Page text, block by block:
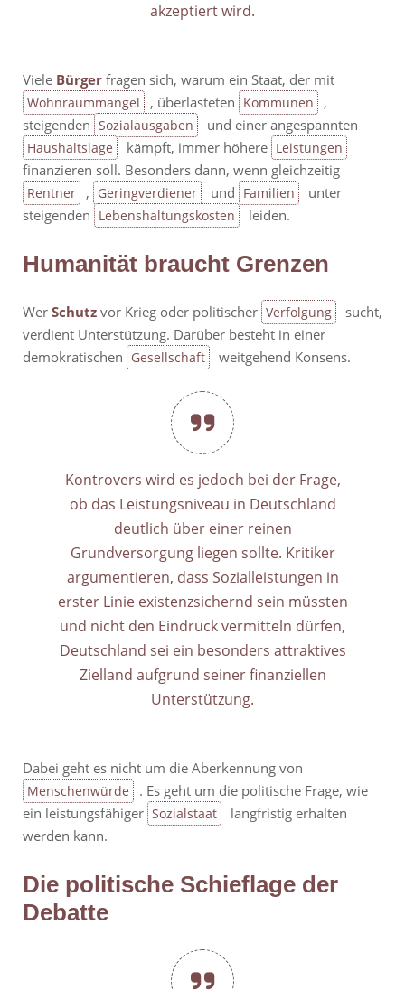
akzeptiert wird.
Viele Bürger fragen sich, warum ein Staat, der mit
Wohnraummangel , überlasteten Kommunen
,
steigenden Sozialausgaben und einer angespannten
Haushaltslage kämpft, immer höhere Leistungen
finanzieren soll. Besonders dann, wenn gleichzeitig
Rentner , Geringverdiener und Familien
unter
steigenden Lebenshaltungskosten leiden.
Humanität braucht Grenzen
Wer Schutz vor Krieg oder politischer Verfolgung
sucht,
verdient Unterstützung. Darüber besteht in einer
demokratischen Gesellschaft weitgehend Konsens.
Kontrovers wird es jedoch bei der Frage,
ob das Leistungsniveau in Deutschland
deutlich über einer reinen
Grundversorgung liegen sollte. Kritiker
argumentieren, dass Sozialleistungen in
erster Linie existenzsichernd sein müssten
und nicht den Eindruck vermitteln dürfen,
Deutschland sei ein besonders attraktives
Zielland aufgrund seiner finanziellen
Unterstützung.
Dabei geht es nicht um die Aberkennung von
Menschenwürde
. Es geht um die politische Frage, wie
ein leistungsfähiger Sozialstaat
langfristig erhalten
werden kann.
Die politische Schieflage der
Debatte